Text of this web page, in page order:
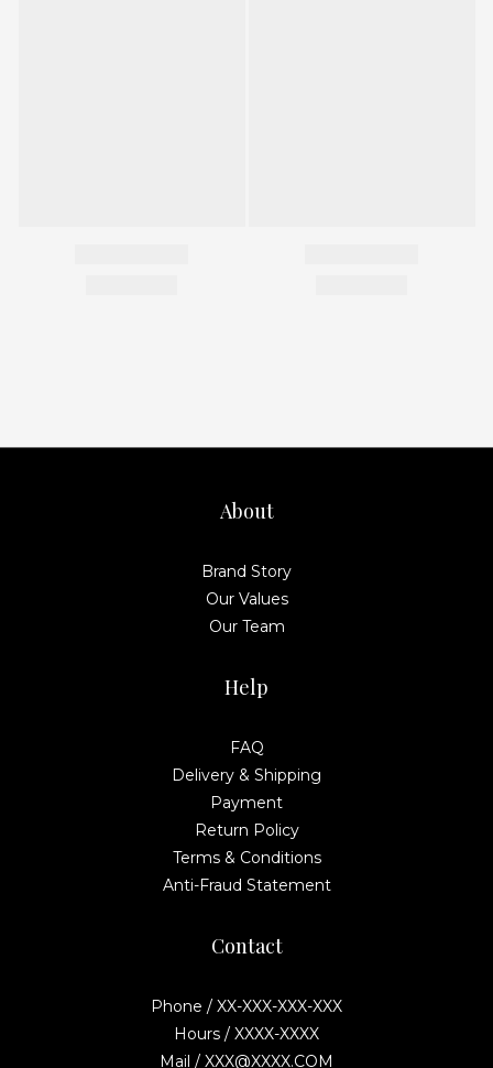
About
Brand Story
Our Values
Our Team
Help
FAQ
Delivery & Shipping
Payment
Return Policy
Terms & Conditions
Anti-Fraud Statement
Contact
Phone / XX-XXX-XXX-XXX
Hours / XXXX-XXXX
Mail / XXX@XXXX.COM